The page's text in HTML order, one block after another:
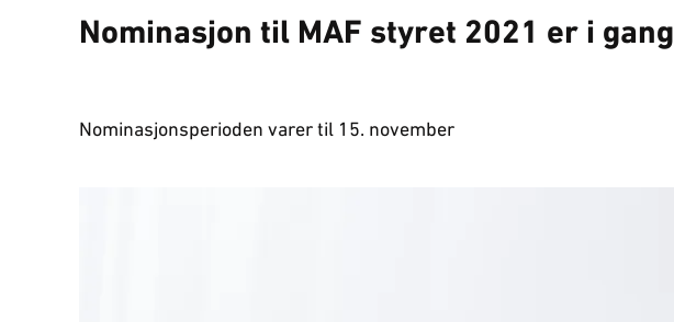
Nominasjon til MAF styret 2021 er i gang
Nominasjonsperioden varer til 15. november